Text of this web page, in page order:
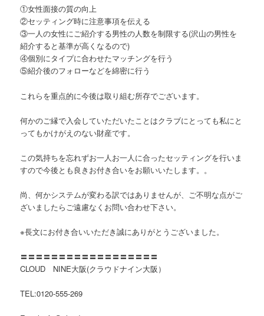
①女性面接の質の向上
②セッティング時に注意事項を伝える
③一人の女性にご紹介する男性の人数を制限する(沢山の男性を
紹介すると基準が高くなるので)
④個別にタイプに合わせたマッチングを行う
⑤紹介後のフォローなどを綿密に行う
これらを重点的に今後は取り組む所存でございます。
何かのご縁で入会していただいたことはクラブにとっても私にと
ってもかけがえのない財産です。
この気持ちを忘れずお一人お一人に合ったセッティングを行いま
すので今後とも良きお付き合いをお願いいたします。。
尚、何かシステムが変わる訳ではありませんが、ご不明な点がご
ざいましたらご遠慮なくお問い合わせ下さい。
※長文にお付き合いいただき誠にありがとうございました。
〓〓〓〓〓〓〓〓〓〓〓〓〓〓〓〓〓〓
CLOUD NINE大阪(クラウドナイン大阪）
TEL:0120-555-269